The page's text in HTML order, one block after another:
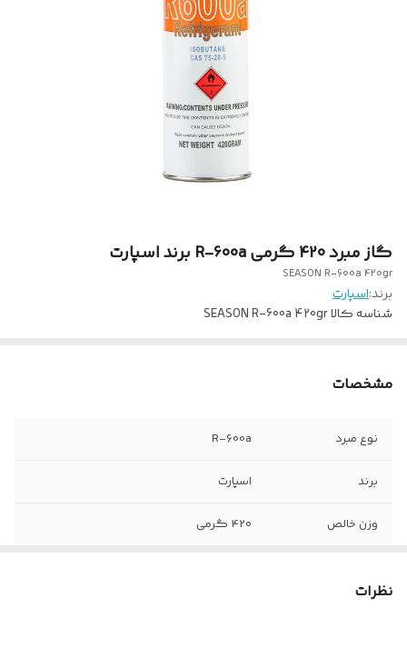
گاز مبرد 420 گرمی R-600a برند اسپارت
SEASON R-600a 420gr
برند:اسپارت
شناسه کالاSEASON R-600a 420gr
مشخصات
نوع مبرد R-600a
برند اسپارت
وزن خالص 420 گرمی
نظرات